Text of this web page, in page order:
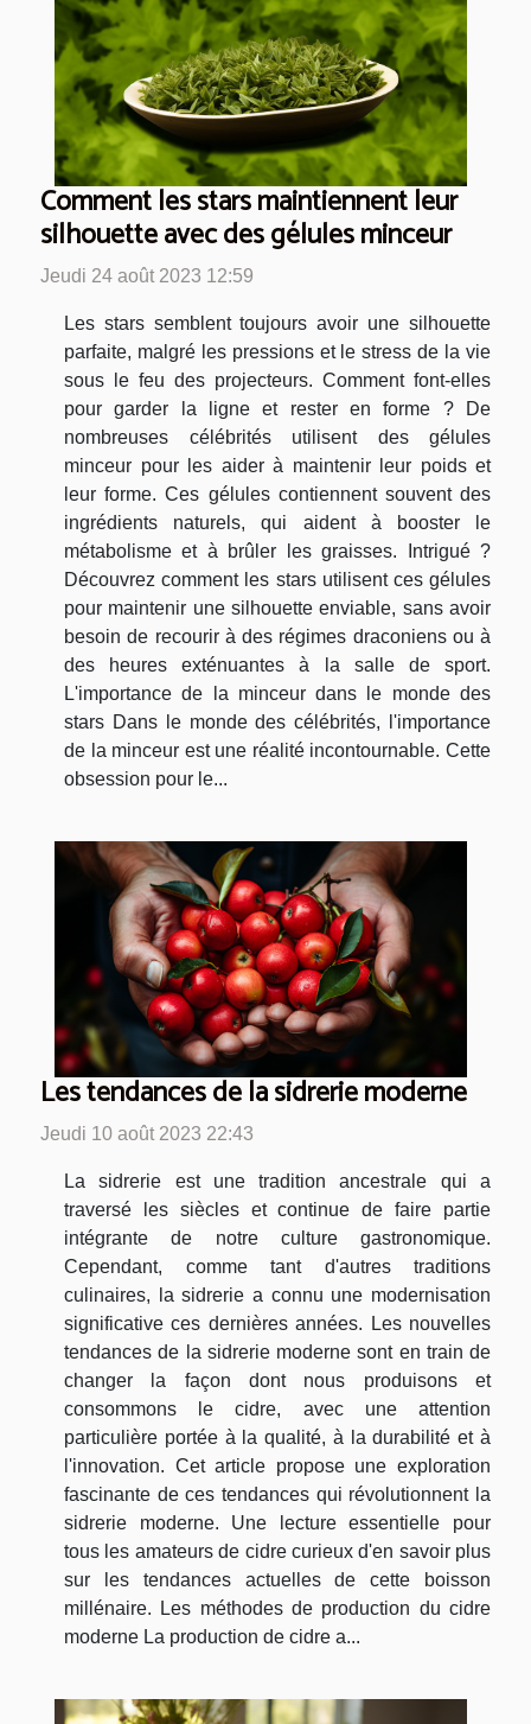
Comment les stars maintiennent leur
silhouette avec des gélules minceur
Jeudi 24 août 2023 12:59
Les stars semblent toujours avoir une silhouette
parfaite, malgré les pressions et le stress de la vie
sous le feu des projecteurs. Comment font-elles
pour garder la ligne et rester en forme ? De
nombreuses célébrités utilisent des gélules
minceur pour les aider à maintenir leur poids et
leur forme. Ces gélules contiennent souvent des
ingrédients naturels, qui aident à booster le
métabolisme et à brûler les graisses. Intrigué ?
Découvrez comment les stars utilisent ces gélules
pour maintenir une silhouette enviable, sans avoir
besoin de recourir à des régimes draconiens ou à
des heures exténuantes à la salle de sport.
L'importance de la minceur dans le monde des
stars Dans le monde des célébrités, l'importance
de la minceur est une réalité incontournable. Cette
obsession pour le...
Les tendances de la sidrerie moderne
Jeudi 10 août 2023 22:43
La sidrerie est une tradition ancestrale qui a
traversé les siècles et continue de faire partie
intégrante de notre culture gastronomique.
Cependant, comme tant d'autres traditions
culinaires, la sidrerie a connu une modernisation
significative ces dernières années. Les nouvelles
tendances de la sidrerie moderne sont en train de
changer la façon dont nous produisons et
consommons le cidre, avec une attention
particulière portée à la qualité, à la durabilité et à
l'innovation. Cet article propose une exploration
fascinante de ces tendances qui révolutionnent la
sidrerie moderne. Une lecture essentielle pour
tous les amateurs de cidre curieux d'en savoir plus
sur les tendances actuelles de cette boisson
millénaire. Les méthodes de production du cidre
moderne La production de cidre a...